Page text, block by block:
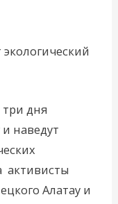
дня
наведут
активисты
Алатау и